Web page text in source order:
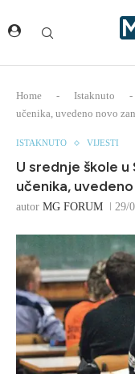
Home - Istaknuto -
učenika, uvedeno novo
ISTAKNUTO VIJESTI
U srednje škole
učenika,
autor MG FORUM 29/